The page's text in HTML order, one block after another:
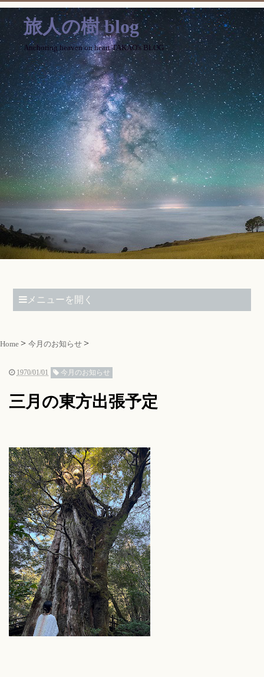
旅人の樹 blog
Anchoring heaven on heart TAKAO's BLOG
メニューを開く
Home 今月のお知らせ
1970/01/01 今月のお知らせ
三月の東方出張予定